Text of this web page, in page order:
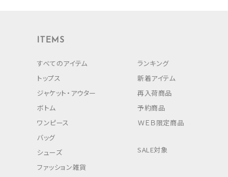
ITEMS
すべてのアイテム
トップス
ジャケット・アウター
ボトム
ワンピース
バッグ
シューズ
ファッション雑貨
ランキング
新着アイテム
再入荷商品
予約商品
ＷＥＢ限定商品
SALE対象